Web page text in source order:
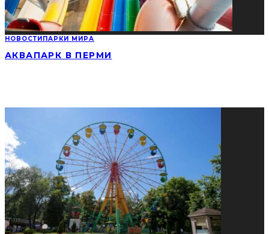
НОВОСТИ ПАРКИ МИРА
АКВАПАРК В ПЕРМИ